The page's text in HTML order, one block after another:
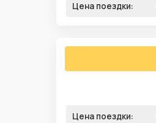
Цена поездки:
Цена поездки: